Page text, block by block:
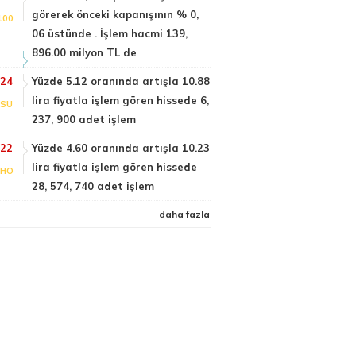
görerek önceki kapanışının % 0,
06 üstünde . İşlem hacmi 139,
896.00 milyon TL de
Yüzde 5.12 oranında artışla 10.88
lira fiyatla işlem gören hissede 6,
237, 900 adet işlem
Yüzde 4.60 oranında artışla 10.23
lira fiyatla işlem gören hissede
28, 574, 740 adet işlem
daha fazla